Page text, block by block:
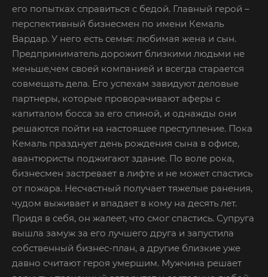
его попытках справиться с бедой. Главный герой –
перспективный бизнесмен по имени Кемаль
Вардар. У него есть семья: любимая жена и сын.
Предприниматель дорожит близкими людьми не
меньше,чем своей компанией и всегда старается
совмещать дела. Его успехам завидуют деловые
партнеры, которые проворачивают аферы с
капиталом босса за его спиной, и однажды они
решаются пойти на настоящее преступление. Пока
Кемаль празднует день рождения сына в офисе,
авантюристы поджигают здание. По воле рока,
бизнесмен застревает в лифте и не может спастись
от пожара. Несчастный получает тяжелые ранения,
чудом выживает и впадает в кому на десять лет.
Придя в себя, он жалеет, что смог спастись. Супруга
вышла замуж за его лучшего друга и запустила
собственный бизнес-план, а другие близкие уже
давно считают героя умершим. Мужчина решает